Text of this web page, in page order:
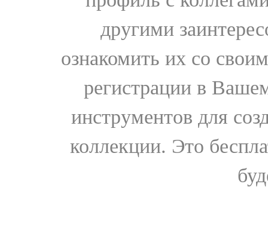
другими
ознакомить их со
регистрации в
инструментов для
коллекции. Это